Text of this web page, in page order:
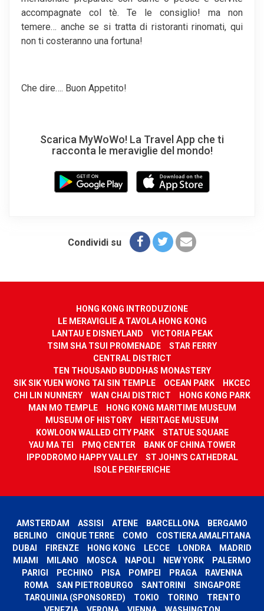
accompagnate col tè. Te le consiglio! ma non
temere… anche se si tratta di ristoranti rinomati, qui
non ti costeranno una fortuna!
Che dire…. Buon Appetito!
Scarica MyWoWo! La Travel App che ti
racconta le meraviglie del mondo!
Condividi su
HONG KONG INTRODUZIONE
LE MERAVIGLIE A TAVOLA HONG KONG
LANTAU E DISNEYLAND
VICTORIA PEAK
TSIM SHA TSUI PROMENADE
STAR FERRY
CENTRAL DISTRICT
TEN THOUSAND BUDDHAS MONASTERY
SIK SIK YUEN WONG TAI SIN TEMPLE
OCEAN PARK
HKCEC
CHI LIN NUNNERY
WAN CHAI DISTRICT
HONG KONG PARK
MAN MO TEMPLE
HONG KONG MARITIME MUSEUM
MUSEUM OF HISTORY
HERITAGE MUSEUM
KOWLOON WALLED CITY PARK
STATUE SQUARE
YAU MA TEI
PMQ CENTER
BANK OF CHINA TOWER
IPPODROMO HAPPY VALLEY
ST JOHN'S CATHEDRAL
ISOLE PERIFERICHE
AMSTERDAM ASSISI ATENE BARCELLONA
BERGAMO
BERLINO
CINQUE TERRE COMO
COSTIERA AMALFITANA
DUBAI
FIRENZE HONG KONG LECCE LONDRA
MADRID
MIAMI
MILANO MOSCA NAPOLI NEW YORK
PALERMO
PARIGI
PECHINO PISA POMPEI PRAGA
RAVENNA
ROMA
SAN PIETROBURGO SANTORINI
SINGAPORE
TARQUINIA (SPONSORED)
TOKIO TORINO
TRENTO